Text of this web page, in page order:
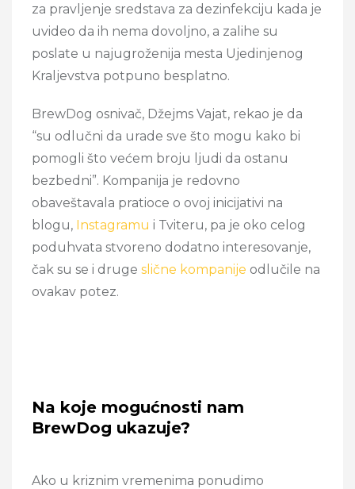
za pravljenje sredstava za dezinfekciju kada je
uvideo da ih nema dovoljno, a zalihe su
poslate u najugroženija mesta Ujedinjenog
Kraljevstva potpuno besplatno.
BrewDog osnivač, Džejms Vajat, rekao je da
“su odlučni da urade sve što mogu kako bi
pomogli što većem broju ljudi da ostanu
bezbedni”. Kompanija je redovno
obaveštavala pratioce o ovoj inicijativi na
blogu, Instagramu i Tviteru, pa je oko celog
poduhvata stvoreno dodatno interesovanje,
čak su se i druge slične kompanije odlučile na
ovakav potez.
Na koje mogućnosti nam
BrewDog ukazuje?
Ako u kriznim vremenima ponudimo